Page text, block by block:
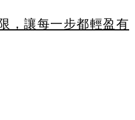
，讓每一步都輕盈有